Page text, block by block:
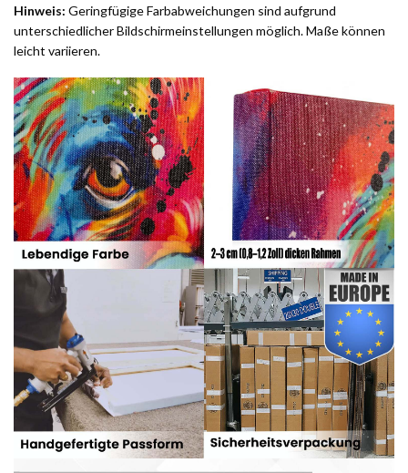
Hinweis: Geringfügige Farbabweichungen sind aufgrund
unterschiedlicher Bildschirmeinstellungen möglich. Maße können
leicht variieren.